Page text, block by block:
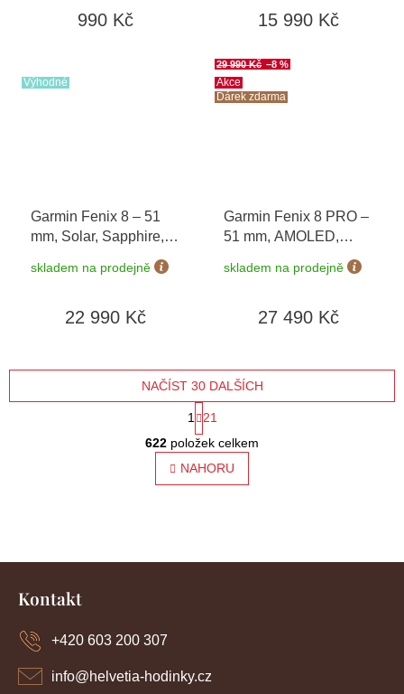
990 Kč 15 990 Kč
Výhodné
Garmin Fenix 8 – 51
mm, Solar, Sapphire,
titanium s Black/Grey
skladem na prodejně
22 990 Kč
Akce
Dárek zdarma
29 990 Kč –8 %
Garmin Fenix 8 PRO –
51 mm, AMOLED,
grey/Chestnut 010-
řemínek + Topo Czech
hodnotě 1 290 Kč
skladem na prodejně
27 490 Kč
O
v
l
á
ý
NAČÍST 30 DALŠÍCH
S
t
r
k
n
1
21
622 položek celkem
NAHORU
Z
Kontakt
info@helvetia-hodinky.cz
+420 603 200 307